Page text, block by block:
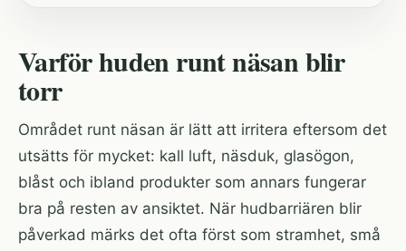
Varför huden runt näsan blir
torr
Området runt näsan är lätt att irritera eftersom det
utsätts för mycket: kall luft, näsduk, glasögon,
blåst och ibland produkter som annars fungerar
bra på resten av ansiktet. När hudbarriären blir
påverkad märks det ofta först som stramhet, små